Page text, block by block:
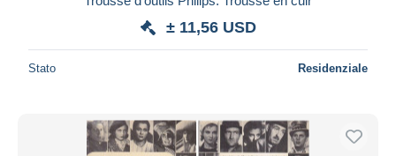
± 11,56 USD
Stato Residenziale